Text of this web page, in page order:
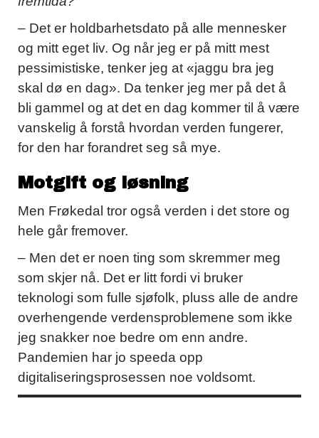
– Det er holdbarhetsdato på alle mennesker
og mitt eget liv. Og når jeg er på mitt mest
pessimistiske, tenker jeg at «jaggu bra jeg
skal dø en dag». Da tenker jeg mer på det å
bli gammel og at det en dag kommer til å være
vanskelig å forstå hvordan verden fungerer,
for den har forandret seg så mye.
Motgift og løsning
Men Frøkedal tror også verden i det store og
hele går fremover.
– Men det er noen ting som skremmer meg
som skjer nå. Det er litt fordi vi bruker
teknologi som fulle sjøfolk, pluss alle de andre
overhengende verdensproblemene som ikke
jeg snakker noe bedre om enn andre.
Pandemien har jo speeda opp
digitaliseringsprosessen noe voldsomt.